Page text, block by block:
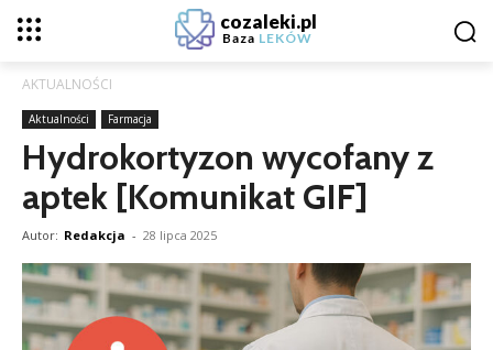
cozaleki.pl
Baza LEKÓW
AKTUALNOŚCI
Aktualności Farmacja
Hydrokortyzon wycofany z
aptek [Komunikat GIF]
Autor: Redakcja - 28 lipca 2025